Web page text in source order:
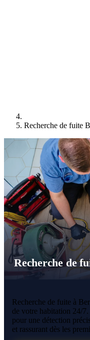
Recherche de fuite
Recherche de
Recherche de fuite à
de votre habitation 24/
pour une détection
et rassurant dès les